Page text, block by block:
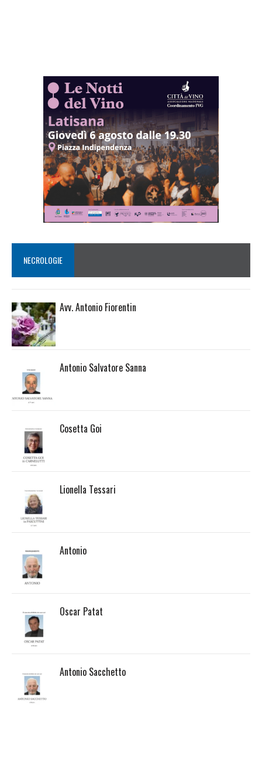
NECROLOGIE
Avv. Antonio Fiorentin
Antonio Salvatore Sanna
Cosetta Goi
Lionella Tessari
Antonio
Oscar Patat
Antonio Sacchetto